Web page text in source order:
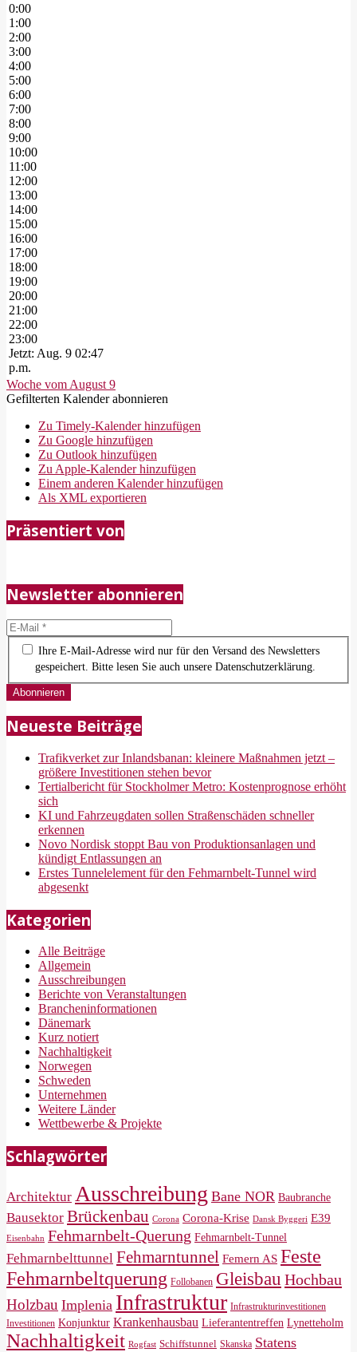
0:00
1:00
2:00
3:00
4:00
5:00
6:00
7:00
8:00
9:00
10:00
11:00
12:00
13:00
14:00
15:00
16:00
17:00
18:00
19:00
20:00
21:00
22:00
23:00
Jetzt: Aug. 9 02:47
p.m.
Woche vom August 9
Gefilterten Kalender abonnieren
Zu Timely-Kalender hinzufügen
Zu Google hinzufügen
Zu Outlook hinzufügen
Zu Apple-Kalender hinzufügen
Einem anderen Kalender hinzufügen
Als XML exportieren
2018-
05-
Präsentiert von
Newsletter abonnieren
Ihre E-Mail-Adresse wird nur für den Versand des Newsletters
gespeichert. Bitte lesen Sie auch unsere Datenschutzerklärung.
Neueste Beiträge
Trafikverket zur Inlandsbanan: kleinere Maßnahmen jetzt –
größere Investitionen stehen bevor
Tertialbericht für Stockholmer Metro: Kostenprognose erhöht
sich
KI und Fahrzeugdaten sollen Straßenschäden schneller
erkennen
Novo Nordisk stoppt Bau von Produktionsanlagen und
kündigt Entlassungen an
Erstes Tunnelelement für den Fehmarnbelt-Tunnel wird
abgesenkt
Kategorien
Alle Beiträge
Allgemein
Ausschreibungen
Berichte von Veranstaltungen
Brancheninformationen
Dänemark
Kurz notiert
Nachhaltigkeit
Norwegen
Schweden
Unternehmen
Weitere Länder
Wettbewerbe & Projekte
Schlagwörter
Architektur Ausschreibung Bane NOR Baubranche
Bausektor Brückenbau Corona Corona-Krise Dansk Byggeri E39
Eisenbahn Fehmarnbelt-Querung Fehmarnbelt-Tunnel
Fehmarnbelttunnel Fehmarntunnel Femern AS Feste
Fehmarnbeltquerung Follobanen Gleisbau Hochbau
Holzbau Implenia Infrastruktur Infrastrukturinvestitionen
Investitionen Konjunktur Krankenhausbau Lieferantentreffen Lynetteholm
Nachhaltigkeit Rogfast Schiffstunnel Skanska Statens